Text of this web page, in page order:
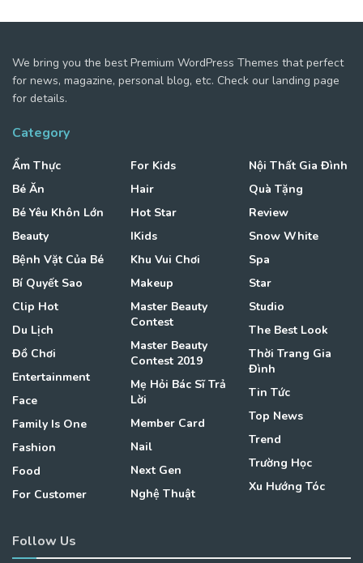
We bring you the best Premium WordPress Themes that perfect
for news, magazine, personal blog, etc. Check our landing page
for details.
Category
Ẩm Thực
Bé Ăn
Bé Yêu Khôn Lớn
Beauty
Bệnh Vặt Của Bé
Bí Quyết Sao
Clip Hot
Du Lịch
Đồ Chơi
Entertainment
Face
Family Is One
Fashion
Food
For Customer
For Kids
Hair
Hot Star
IKids
Khu Vui Chơi
Makeup
Master Beauty
Contest
Master Beauty
Contest 2019
Mẹ Hỏi Bác Sĩ Trả
Lời
Member Card
Nail
Next Gen
Nghệ Thuật
Nội Thất Gia Đình
Quà Tặng
Review
Snow White
Spa
Star
Studio
The Best Look
Thời Trang Gia
Đình
Tin Tức
Top News
Trend
Trường Học
Xu Hướng Tóc
Follow Us